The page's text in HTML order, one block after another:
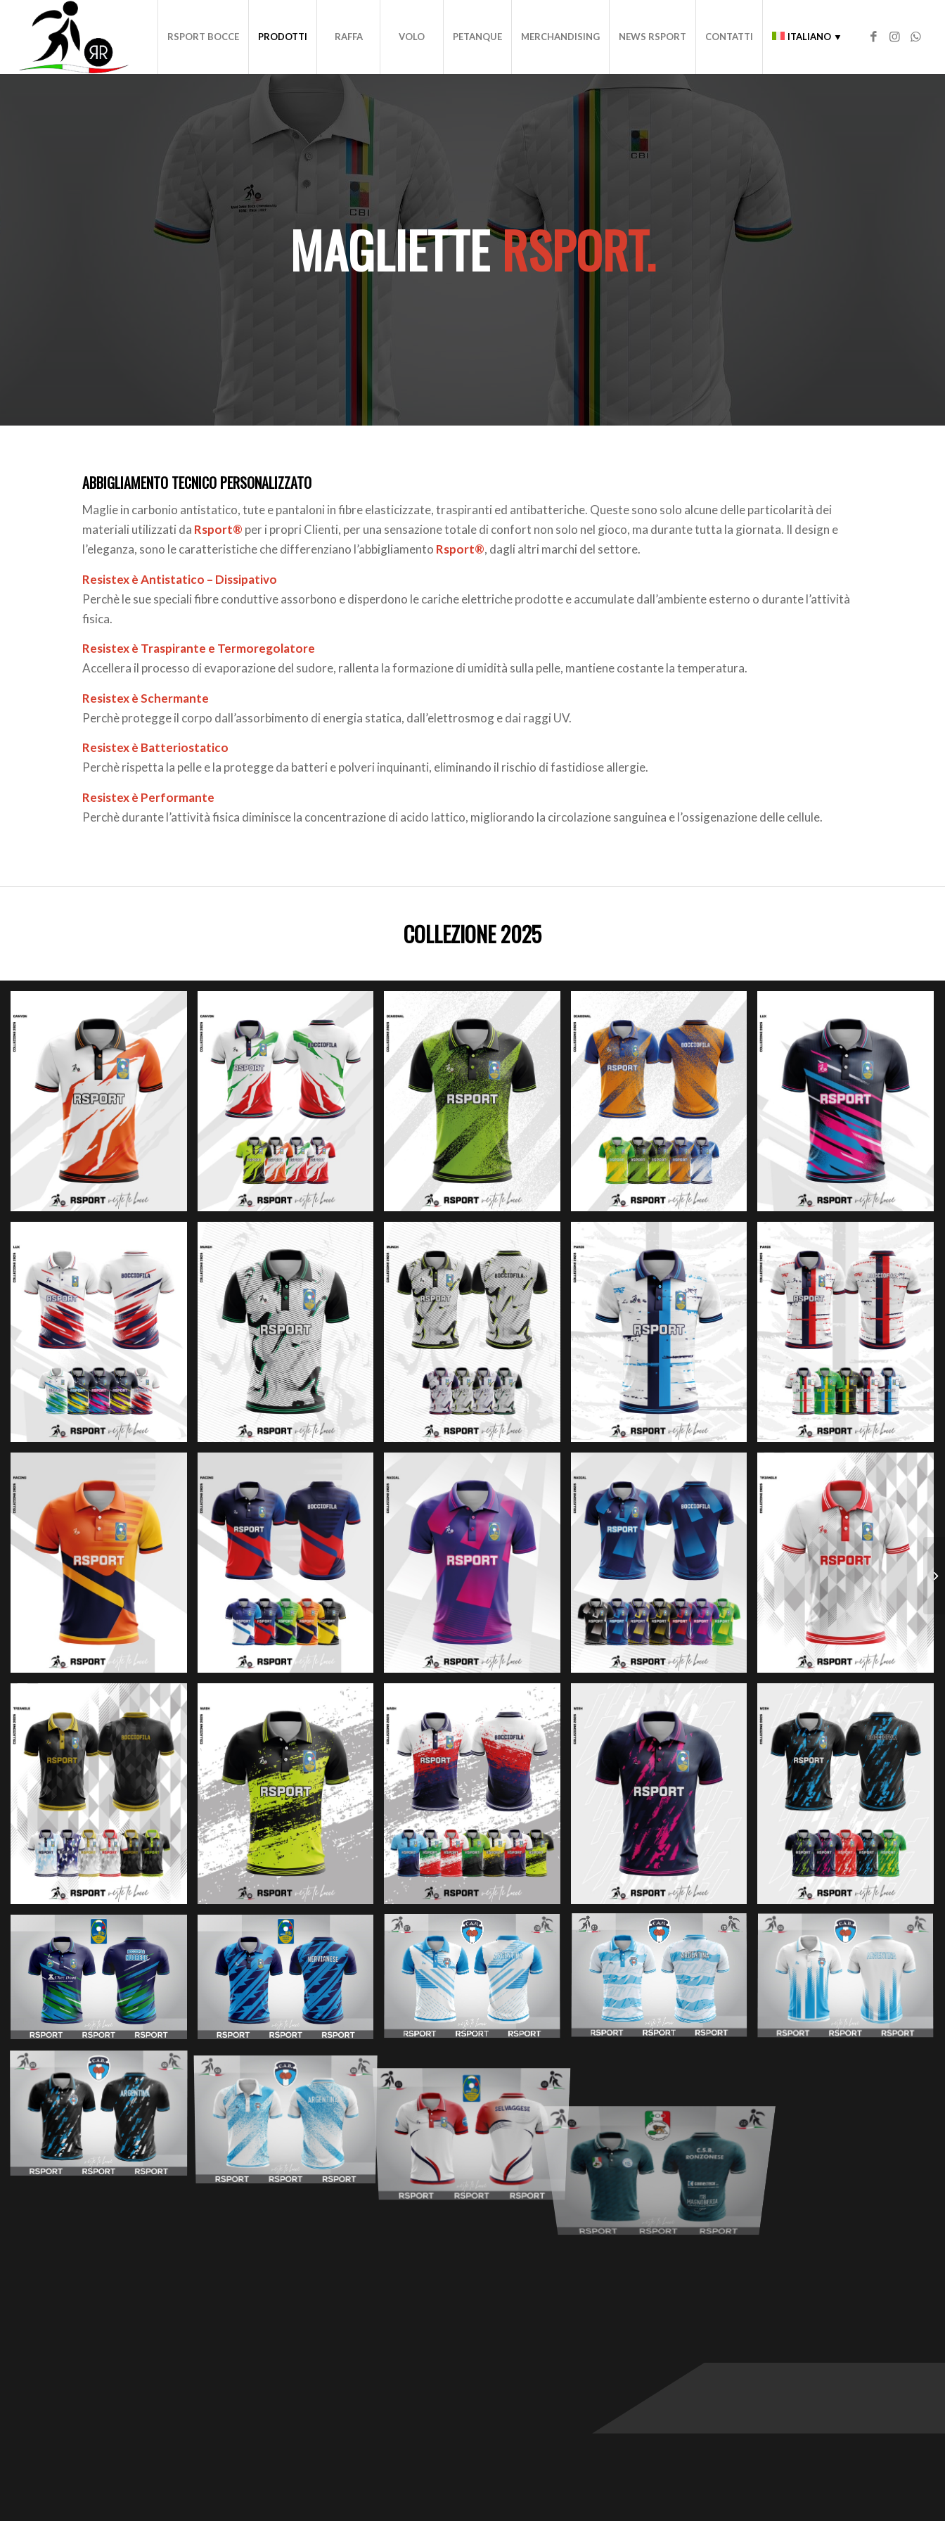
RSPORT BOCCE PRODOTTI RAFFA VOLO PETANQUE MERCHANDISING NEWS RSPORT CONTATTI ITALIANO ▼
MAGLIETTERSPORT.
ABBIGLIAMENTO TECNICO PERSONALIZZATO
Maglie in carbonio antistatico, tute e pantaloni in fibre elasticizzate, traspiranti ed antibatteriche. Queste sono solo alcune delle particolarità dei
materiali utilizzati da Rsport® per i propri Clienti, per una sensazione totale di confort non solo nel gioco, ma durante tutta la giornata. Il design e
l’eleganza, sono le caratteristiche che differenziano l’abbigliamento Rsport®, dagli altri marchi del settore.
Resistex è Antistatico – Dissipativo
Perchè le sue speciali fibre conduttive assorbono e disperdono le cariche elettriche prodotte e accumulate dall’ambiente esterno o durante l’attività
fisica.
Resistex è Traspirante e Termoregolatore
Accellera il processo di evaporazione del sudore, rallenta la formazione di umidità sulla pelle, mantiene costante la temperatura.
Resistex è Schermante
Perchè protegge il corpo dall’assorbimento di energia statica, dall’elettrosmog e dai raggi UV.
Resistex è Batteriostatico
Perchè rispetta la pelle e la protegge da batteri e polveri inquinanti, eliminando il rischio di fastidiose allergie.
Resistex è Performante
Perchè durante l’attività fisica diminisce la concentrazione di acido lattico, migliorando la circolazione sanguinea e l’ossigenazione delle cellule.
COLLEZIONE 2025